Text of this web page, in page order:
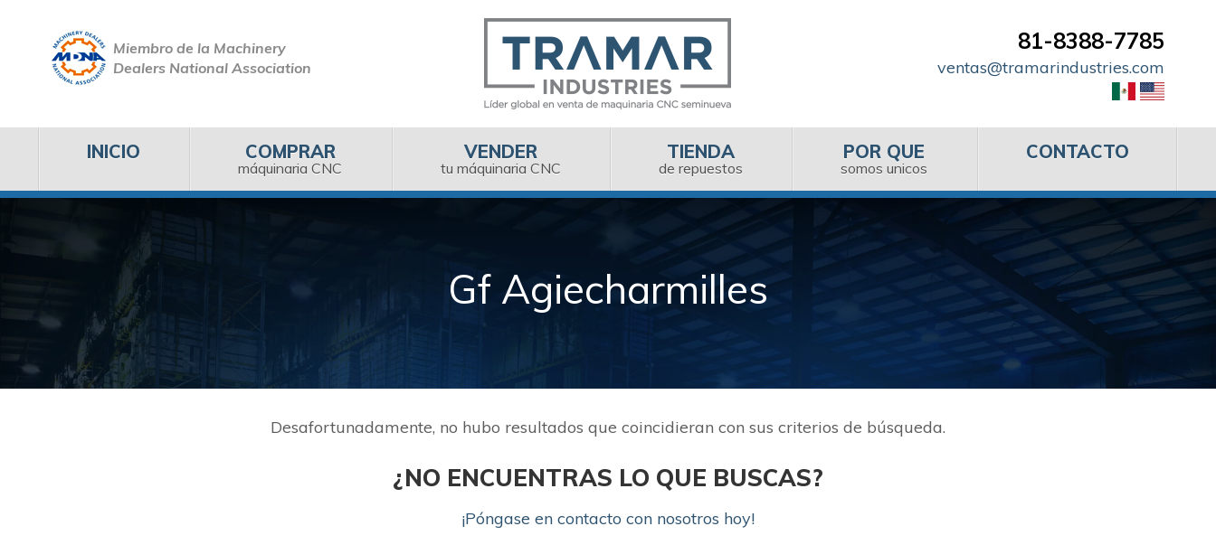
Miembro de la Machinery
Dealers National Association
81-8388-7785
ventas@tramarindustries.com
INICIO COMPRAR
máquinaria CNC
VENDER
tu máquinaria CNC
TIENDA
de repuestos
POR QUE
somos unicos
CONTACTO
Gf Agiecharmilles
Desafortunadamente, no hubo resultados que coincidieran con sus criterios de búsqueda.
¿NO ENCUENTRAS LO QUE BUSCAS?
¡Póngase en contacto con nosotros hoy!